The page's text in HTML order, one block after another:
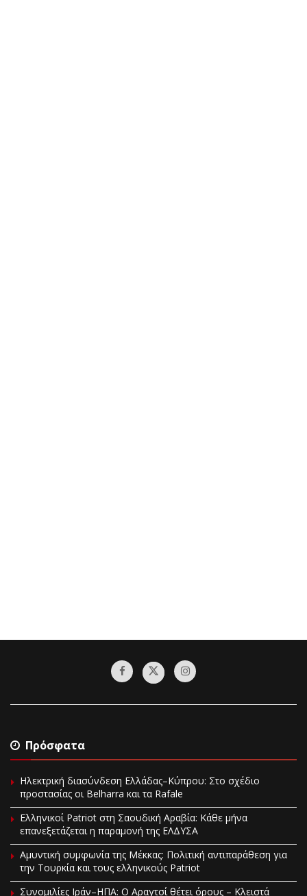
Πρόσφατα
Ηλεκτρική διασύνδεση Ελλάδας–Κύπρου: Στο σχέδιο
προστασίας οι Belharra και τα Rafale
Ελληνικοί Patriot στη Σαουδική Αραβία: Κάθε μήνα
επανεξετάζεται η παραμονή της ΕΛΔΥΣΑ
Αμυντική συμφωνία της Μέκκας: Πολιτική αντιπαράθεση για
την Τουρκία και τους ελληνικούς Patriot
Συνομιλίες Ιράν–ΗΠΑ: Ο Αραγτσί θέτει όρους – Κλειστά